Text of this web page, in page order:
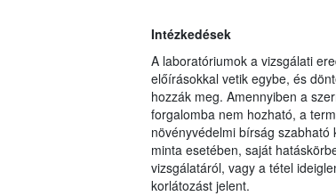
Intézkedések
A laboratóriumok a vizsgálati
előírásokkal vetik egybe, és
hozzák meg. Amennyiben a
forgalomba nem hozható, a
növényvédelmi bírság
minta esetében, saját
vizsgálatáról, vagy a tétel
korlátozást jelent.